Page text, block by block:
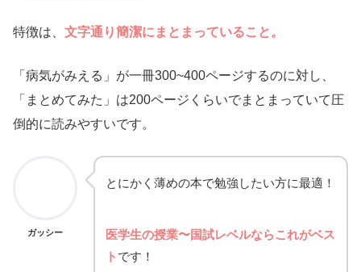
特徴は、 文字通り簡潔にまとまっていること。
「病気がみえる」が一冊300~400ページするのに対し、
「まとめてみた」は200ページくらいでまとまっていて圧
倒的に読みやすいです。
ガッシー
とにかく薄めの本で勉強したい方に最適！
医学生の授業〜国試レベルならこれがベス
ト です！